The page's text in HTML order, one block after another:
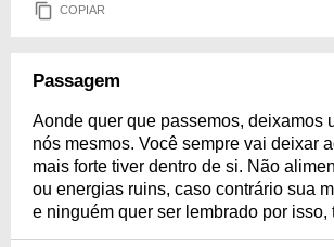
COPIAR
Passagem
Aonde quer que passemos, deixamos
nós mesmos. Você sempre vai deixar
mais forte tiver dentro de si. Não
ou energias ruins, caso contrário sua
e ninguém quer ser lembrado por isso,